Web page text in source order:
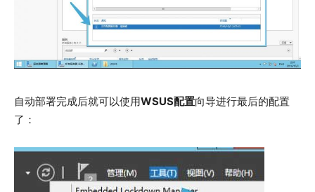
自动部署完成后就可以使用WSUS配置向导进行最后的配置
了：